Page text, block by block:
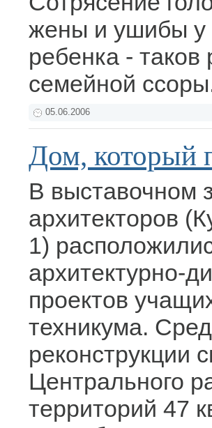
жены и ушибы у
ребенка - таков
семейной
05.06.2006
Дом, который
В выставочном
архитекторов
1)
архитектурно-
проектов
техникума.
реконструкции
Центрального
территорий 47